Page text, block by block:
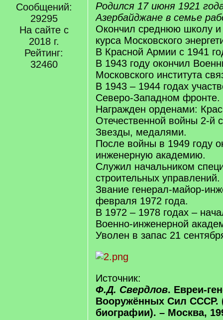
Сообщений:
29295
На сайте с
2018 г.
Рейтинг:
32460
Родился 17 июня 1921
Азербайджане в семье
Окончил среднюю школу и
курса Московского
В Красной Армии с 1941
В 1943 году окончил
Московского института
В 1943 – 1944 годах
Северо-Западном фронте.
Награжден орденами:
Отечественной войны 2-й
Звезды, медалями.
После войны в 1949 году
инженерную академию.
Служил начальником
строительных управлений.
Звание генерал-майор-
февраля 1972 года.
В 1972 – 1978 годах –
Военно-инженерной
Уволен в запас 21
Источник:
Ф.Д. Свердлов. Евреи-
Вооружённых Сил СССР.
биографии). – Москва,